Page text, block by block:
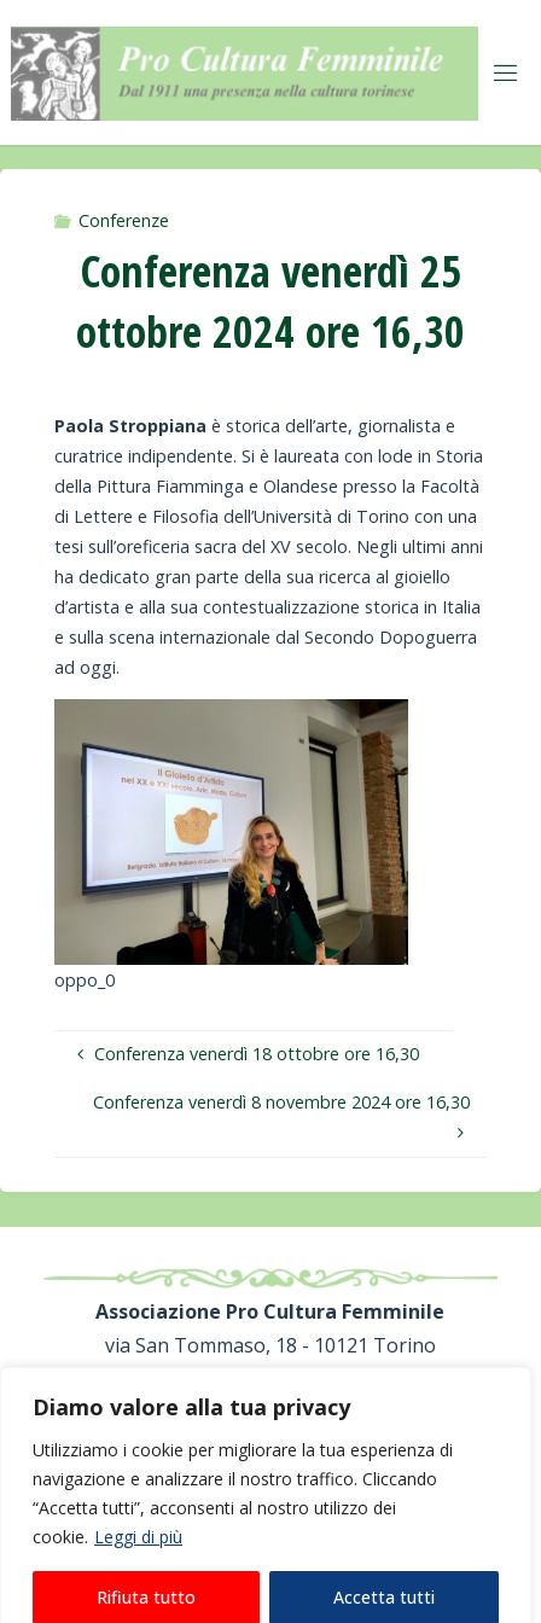
Diamo valore alla tua privacy
Utilizziamo i cookie per migliorare la tua esperienza di
navigazione e analizzare il nostro traffico. Cliccando
“Accetta tutti”, acconsenti al nostro utilizzo dei
cookie. Leggi di più
Rifiuta tutto Accetta tutti
al
contenuto
Conferenze
Conferenza venerdì 25
ottobre 2024 ore 16,30
Paola Stroppiana è storica dell’arte, giornalista e
curatrice indipendente. Si è laureata con lode in Storia
della Pittura Fiamminga e Olandese presso la Facoltà
di Lettere e Filosofia dell’Università di Torino con una
tesi sull’oreficeria sacra del XV secolo. Negli ultimi anni
ha dedicato gran parte della sua ricerca al gioiello
d’artista e alla sua contestualizzazione storica in Italia
e sulla scena internazionale dal Secondo Dopoguerra
ad oggi.
oppo_0
Conferenza venerdì 18 ottobre ore 16,30
Conferenza venerdì 8 novembre 2024 ore 16,30
Associazione Pro Cultura Femminile
via San Tommaso, 18 - 10121 Torino
proculturafemminile@gmail.com
©2024 Associazione Pro Cultura Femminile |Privacy +